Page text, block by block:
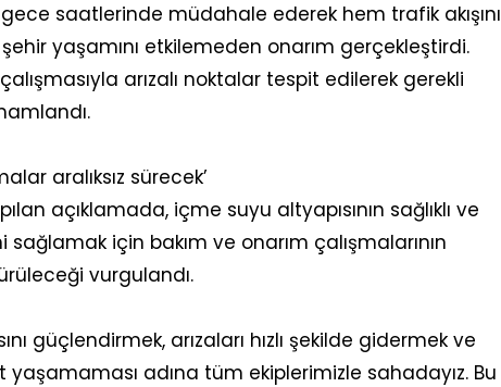
saatlerinde müdahale ederek hem trafik akışını
yaşamını etkilemeden onarım gerçekleştirdi.
arızalı noktalar tespit edilerek gerekli
aralıksız sürecek’
açıklamada, içme suyu altyapısının sağlıklı ve
için bakım ve onarım çalışmalarının
vurgulandı.
güçlendirmek, arızaları hızlı şekilde gidermek ve
yaşamaması adına tüm ekiplerimizle sahadayız. Bu